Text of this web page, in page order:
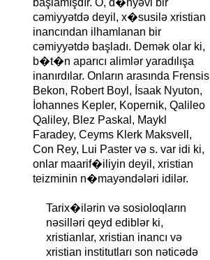
başlamışdır. O, d�nyəvi bir
cəmiyyətdə deyil, x�susilə xristian
inancından ilhamlanan bir
cəmiyyətdə başladı. Demək olar ki,
b�t�n aparıcı alimlər yaradılışa
inanırdılar. Onların arasında Frensis
Bekon, Robert Boyl, İsaak Nyuton,
İohannes Kepler, Kopernik, Qalileo
Qaliley, Blez Paskal, Maykl
Faradey, Ceyms Klerk Maksvell,
Con Rey, Lui Paster və s. var idi ki,
onlar maarif�iliyin deyil, xristian
teizminin n�mayəndələri idilər.
Tarix�ilərin və sosioloqların
nəsilləri qeyd ediblər ki,
xristianlar, xristian inancı və
xristian institutları son nəticədə